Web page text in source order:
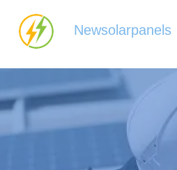
Newsolarpanels